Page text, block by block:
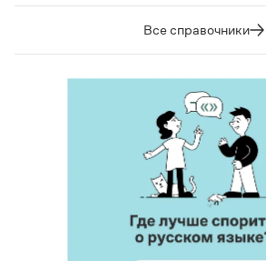
Все справочники